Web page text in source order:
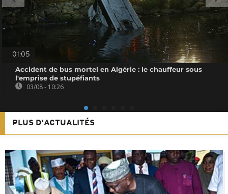
01:05
Accident de bus mortel en Algérie : le chauffeur sous
l'emprise de stupéfiants
03/08 - 10:26
PLUS D'ACTUALITÉS